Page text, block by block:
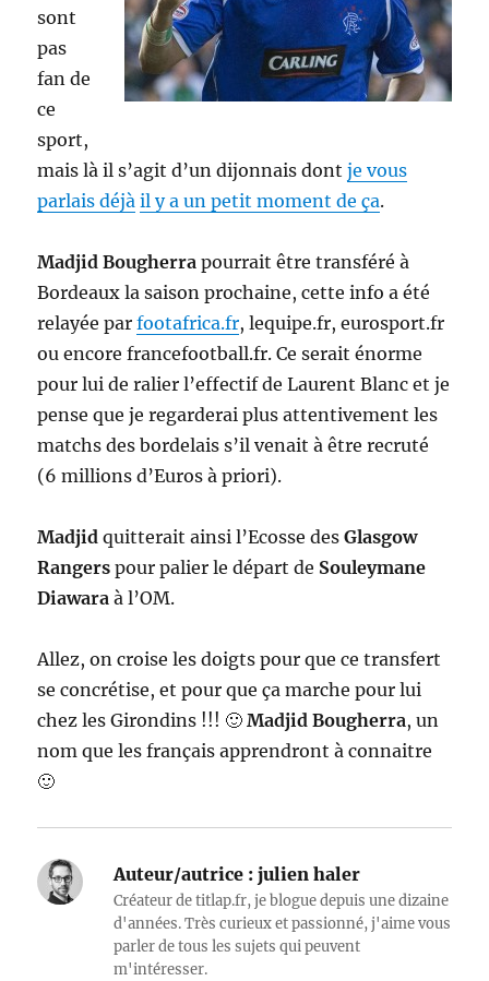
sont
pas
fan de
ce
sport,
mais là il s’agit d’un dijonnais dontje vous
parlais déjà il y a un petit moment de ça.
Madjid Bougherra pourrait être transféré à
Bordeaux la saison prochaine, cette info a été
relayée parfootafrica.fr, lequipe.fr, eurosport.fr
ou encore francefootball.fr. Ce serait énorme
pour lui de ralier l’effectif de Laurent Blanc et je
pense que je regarderai plus attentivement les
matchs des bordelais s’il venait à être recruté
(6 millions d’Euros à priori).
Madjid quitterait ainsi l’Ecosse desGlasgow
Rangers pour palier le départ de Souleymane
Diawara à l’OM.
Allez, on croise les doigts pour que ce transfert
se concrétise, et pour que ça marche pour lui
chez les Girondins !!! 🙂Madjid Bougherra, un
nom que les français apprendront à connaitre
🙂
Auteur/autrice : julien haler
Créateur de titlap.fr, je blogue depuis une dizaine
d'années. Très curieux et passionné, j'aime vous
parler de tous les sujets qui peuvent
m'intéresser.